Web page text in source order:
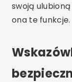
swoją
ona te funkcje.